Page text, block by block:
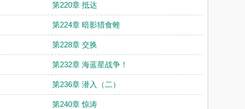
第220章 抵达
第224章 暗影猎食蝰
第228章 交换
第232章 海蓝星战争！
第236章 潜入（二）
第240章 惊涛